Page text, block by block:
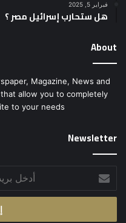
فبراير 5, 2025
هل ستحارب إسرائيل مصر ؟
About
Magazine, News and
allow you to completely
to your needs.
Newsletter
بريدك
الإلكتروني